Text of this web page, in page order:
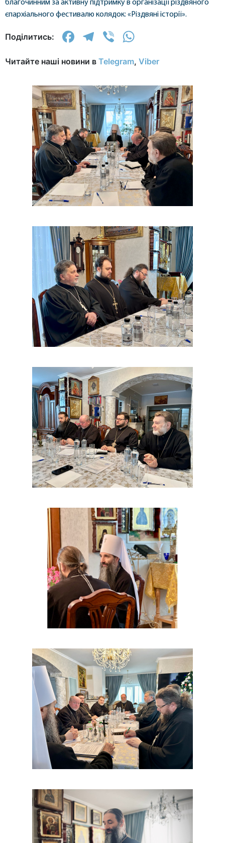
благочинним за активну підтримку в організації різдвяного
єпархіального фестивалю колядок: «Різдвяні історії».
Поділитись: Facebook
Telegram
Viber
Читайте наші новини в Telegram, Viber